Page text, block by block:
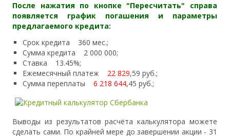
После нажатия по кнопке "Пересчитать" справа
появляется график погашения и параметры
предлагаемого кредита:
Срок кредита 360 мес.;
Сумма кредита 2 000 000;
Ставка 13.45%;
Ежемесячный платеж 22 829,59 руб.;
Сумма переплаты 6 218 644,45 руб.;
​Выводы из результатов расчёта калькулятора можете
сделать сами. По крайней мере до завершении акции - 31